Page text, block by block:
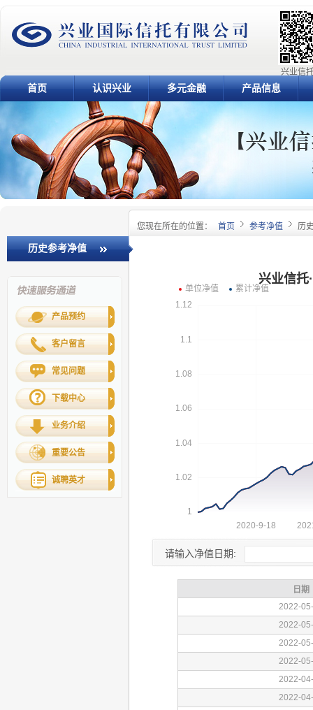
兴业信
首页 认识兴业 多元金融 产品信息
您现在所在的位置： 首页 参考净值 历
历史参考净值
产品预约
客户留言
常见问题
下载中心
业务介绍
重要公告
诚聘英才
请输入净值日期: